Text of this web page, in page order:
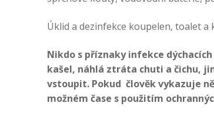
Úklid a dezinfekce koupelen, toalet
Nikdo s příznaky infekce
kašel, náhlá ztráta chuti a čichu,
vstoupit. Pokud člověk vykazuje
možném čase s použitím